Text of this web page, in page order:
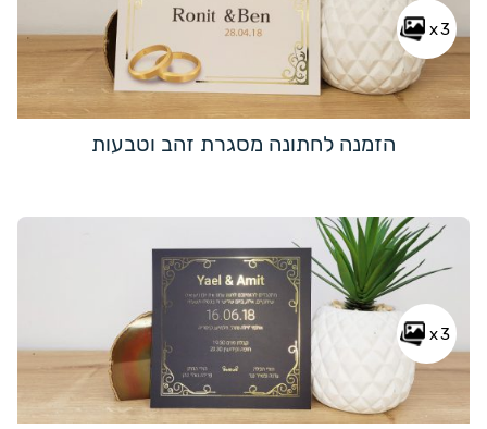
x3
הזמנה לחתונה מסגרת זהב וטבעות
x3